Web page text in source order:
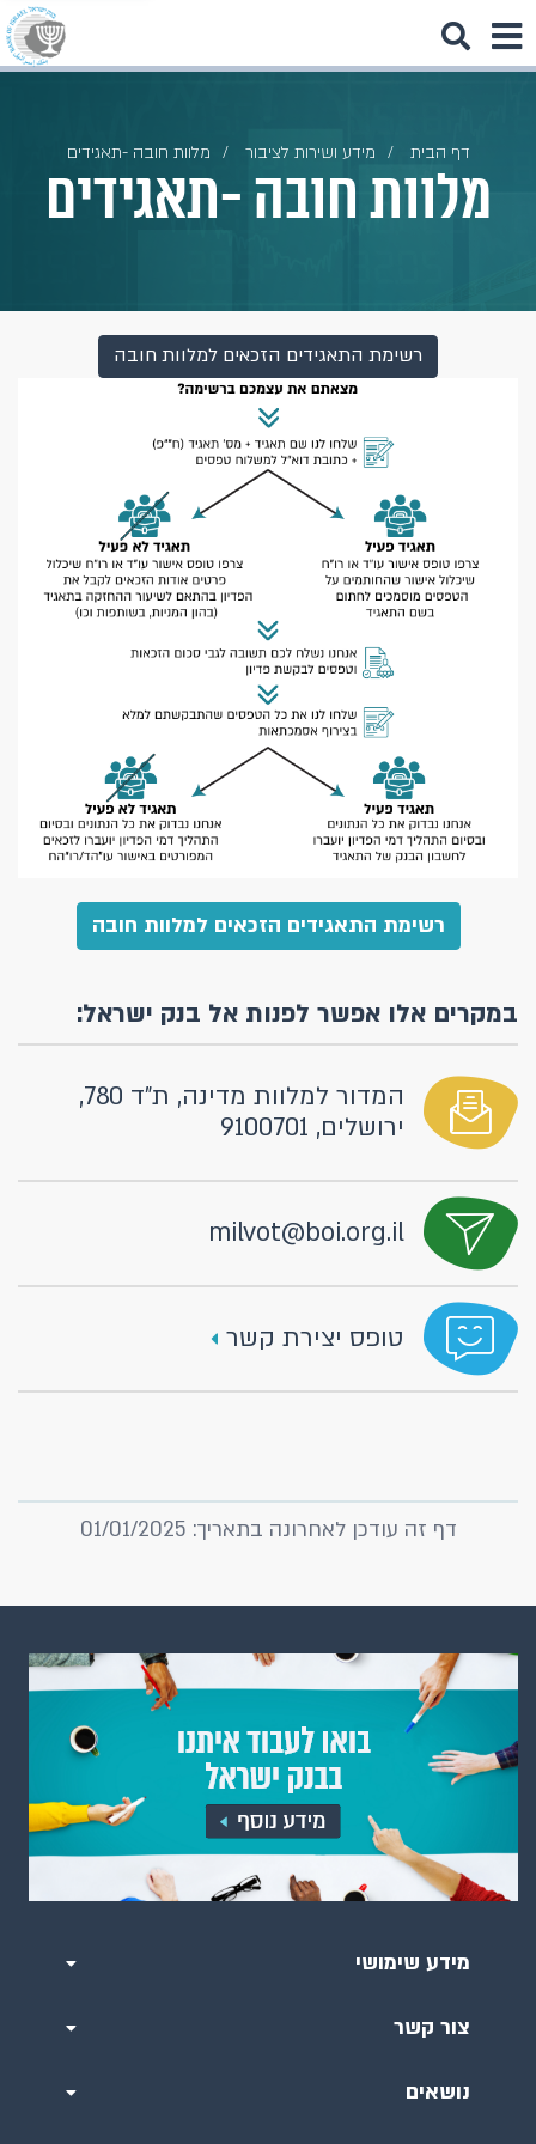
דף הבית מידע ושירות לציבור מלוות חובה -תאגידים
מלוות חובה -תאגידים
רשימת התאגידים הזכאים למלוות חובה
רשימת התאגידים הזכאים למלוות חובה
במקרים אלו אפשר לפנות אל בנק ישראל:
המדור למלוות מדינה, ת"ד 780,
ירושלים, 9100701
milvot@boi.org.il
טופס יצירת קשר
דף זה עודכן לאחרונה בתאריך: 01/01/2025
מידע שימושי
צור קשר
נושאים